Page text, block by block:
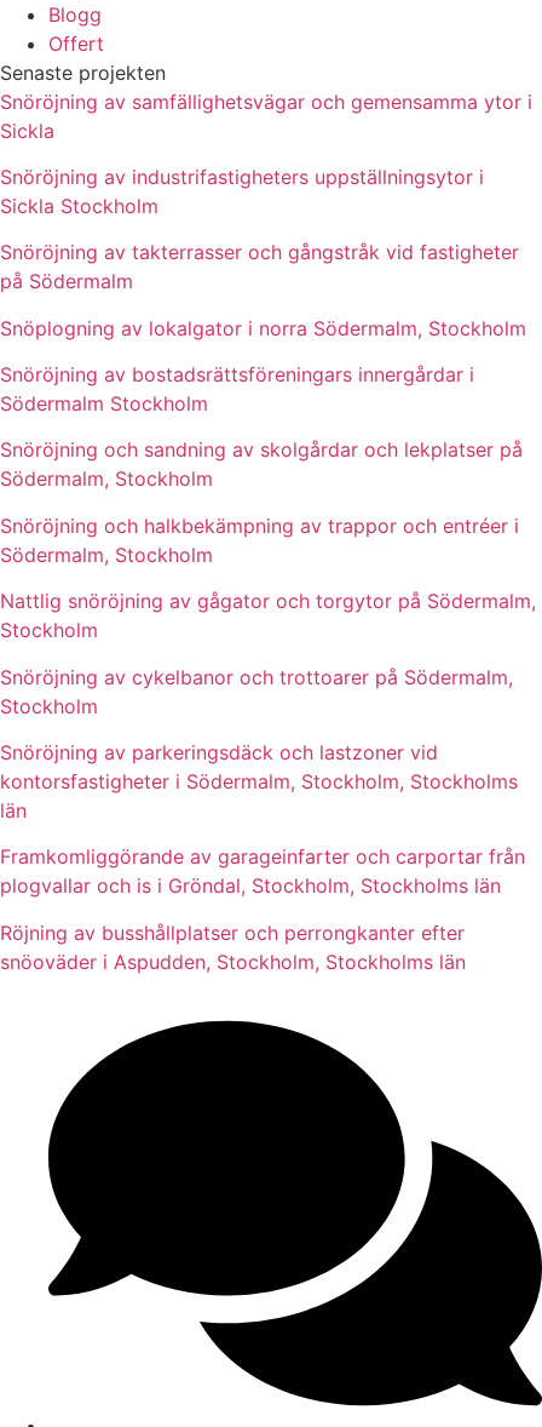
Blogg
Offert
Senaste projekten
Snöröjning av samfällighetsvägar och gemensamma ytor i
Sickla
Snöröjning av industrifastigheters uppställningsytor i
Sickla Stockholm
Snöröjning av takterrasser och gångstråk vid fastigheter
på Södermalm
Snöplogning av lokalgator i norra Södermalm, Stockholm
Snöröjning av bostadsrättsföreningars innergårdar i
Södermalm Stockholm
Snöröjning och sandning av skolgårdar och lekplatser på
Södermalm, Stockholm
Snöröjning och halkbekämpning av trappor och entréer i
Södermalm, Stockholm
Nattlig snöröjning av gågator och torgytor på Södermalm,
Stockholm
Snöröjning av cykelbanor och trottoarer på Södermalm,
Stockholm
Snöröjning av parkeringsdäck och lastzoner vid
kontorsfastigheter i Södermalm, Stockholm, Stockholms
län
Framkomliggörande av garageinfarter och carportar från
plogvallar och is i Gröndal, Stockholm, Stockholms län
Röjning av busshållplatser och perrongkanter efter
snöoväder i Aspudden, Stockholm, Stockholms län